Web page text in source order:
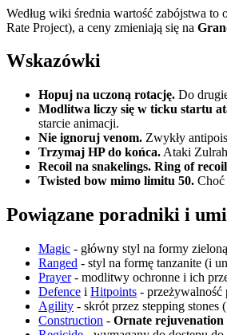
Według wiki średnia wartość zabójstwa to
Rate Project), a ceny zmieniają się na
Wskazówki
Hopuj na uczoną rotację. Do
Modlitwa liczy się w ticku startu
starcie animacji.
Nie ignoruj venom. Zwykły
Trzymaj HP do końca. Ataki
Recoil na snakelings. Ring of recoil
Twisted bow mimo limitu 50. Choć
Powiązane poradniki i
Magic - główny styl na formy
Ranged - styl na formę tanzanite (i
Prayer- modlitwy ochronne i ich
Defence i Hitpoints - przeżywalność
Agility - skrót przez stepping stones
Construction - Ornate rejuvenation